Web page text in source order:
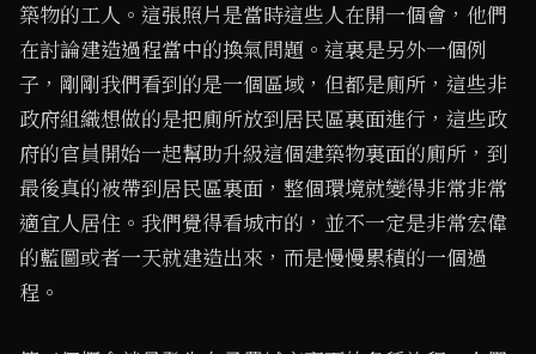
築物的工人。這張照片是當時這些人在開一個會，他們
在討論建造過程當中的換氣問題。這裏是另外一個例
子，剛剛我們看到的是一個區域，但都是廁所，這些非
政府組織想做的是把廁所放到居民區裏面進行，這些政
府的官員開始一起幫助升級這個建築物裏面的廁所，到
最後真的被帶到居民區裏面，整個環境就變得非常非常
適宜人居住。我們覺得看城市的，並不一定是非常宏偉
的藍圖或者一天就建造出來，而是慢慢累積的一個過
程。